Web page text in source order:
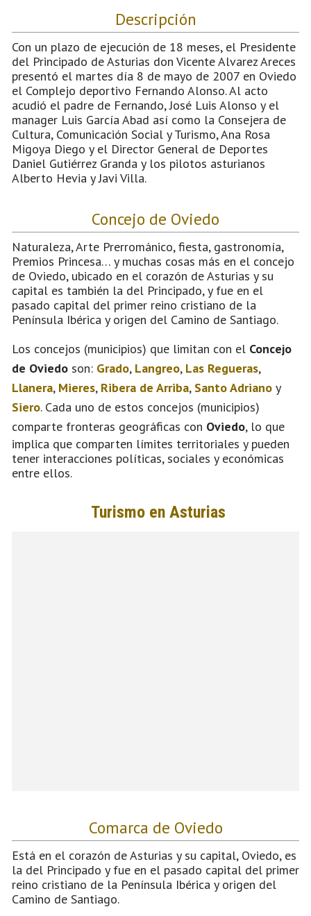
Descripción
Con un plazo de ejecución de 18 meses, el Presidente
del Principado de Asturias don Vicente Alvarez Areces
presentó el martes día 8 de mayo de 2007 en Oviedo
el Complejo deportivo Fernando Alonso. Al acto
acudió el padre de Fernando, José Luis Alonso y el
manager Luis García Abad así como la Consejera de
Cultura, Comunicación Social y Turismo, Ana Rosa
Migoya Diego y el Director General de Deportes
Daniel Gutiérrez Granda y los pilotos asturianos
Alberto Hevia y Javi Villa.
Concejo de Oviedo
Naturaleza, Arte Prerrománico, fiesta, gastronomía,
Premios Princesa… y muchas cosas más en el concejo
de Oviedo, ubicado en el corazón de Asturias y su
capital es también la del Principado, y fue en el
pasado capital del primer reino cristiano de la
Península Ibérica y origen del Camino de Santiago.
Los concejos (municipios) que limitan con el Concejo
de Oviedo son: Grado, Langreo, Las Regueras,
Llanera, Mieres, Ribera de Arriba, Santo Adriano y
Siero. Cada uno de estos concejos (municipios)
comparte fronteras geográficas con Oviedo, lo que
implica que comparten límites territoriales y pueden
tener interacciones políticas, sociales y económicas
entre ellos.
Comarca de Oviedo
Está en el corazón de Asturias y su capital, Oviedo, es
la del Principado y fue en el pasado capital del primer
reino cristiano de la Península Ibérica y origen del
Camino de Santiago.